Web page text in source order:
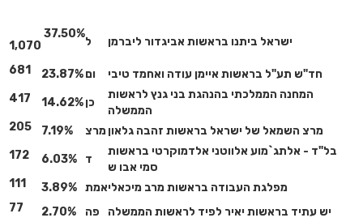
ישראל ביתנו בראשות אביגדור ליברמן
37.50%
1,070
חד"ש תע"ל בראשות איימן עודה ואחמד טיבי ום23.87%
681
המחנה הממלכתי בהנהגת בני גנץ לראשות
הממשלה
כן14.62%
417
מרצ השמאל של ישראל בראשות זהבה גלאוןמרצ 7.19%
205
בל"ד - אלתג`מוע אלווטני אלדמוקרטי בראשות
סמי אבו ש
6.03%
172
מפלגת העבודה בראשות מרב מיכאליאמת 3.89%
111
יש עתיד בראשות יאיר לפיד לראשות הממשלה פה 2.70%
77